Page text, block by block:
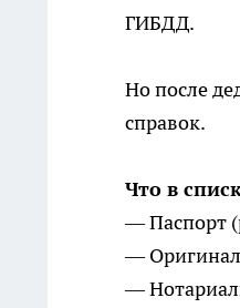
ГИБДД.
Но после
справок.
Что в
— Паспорт
—
—